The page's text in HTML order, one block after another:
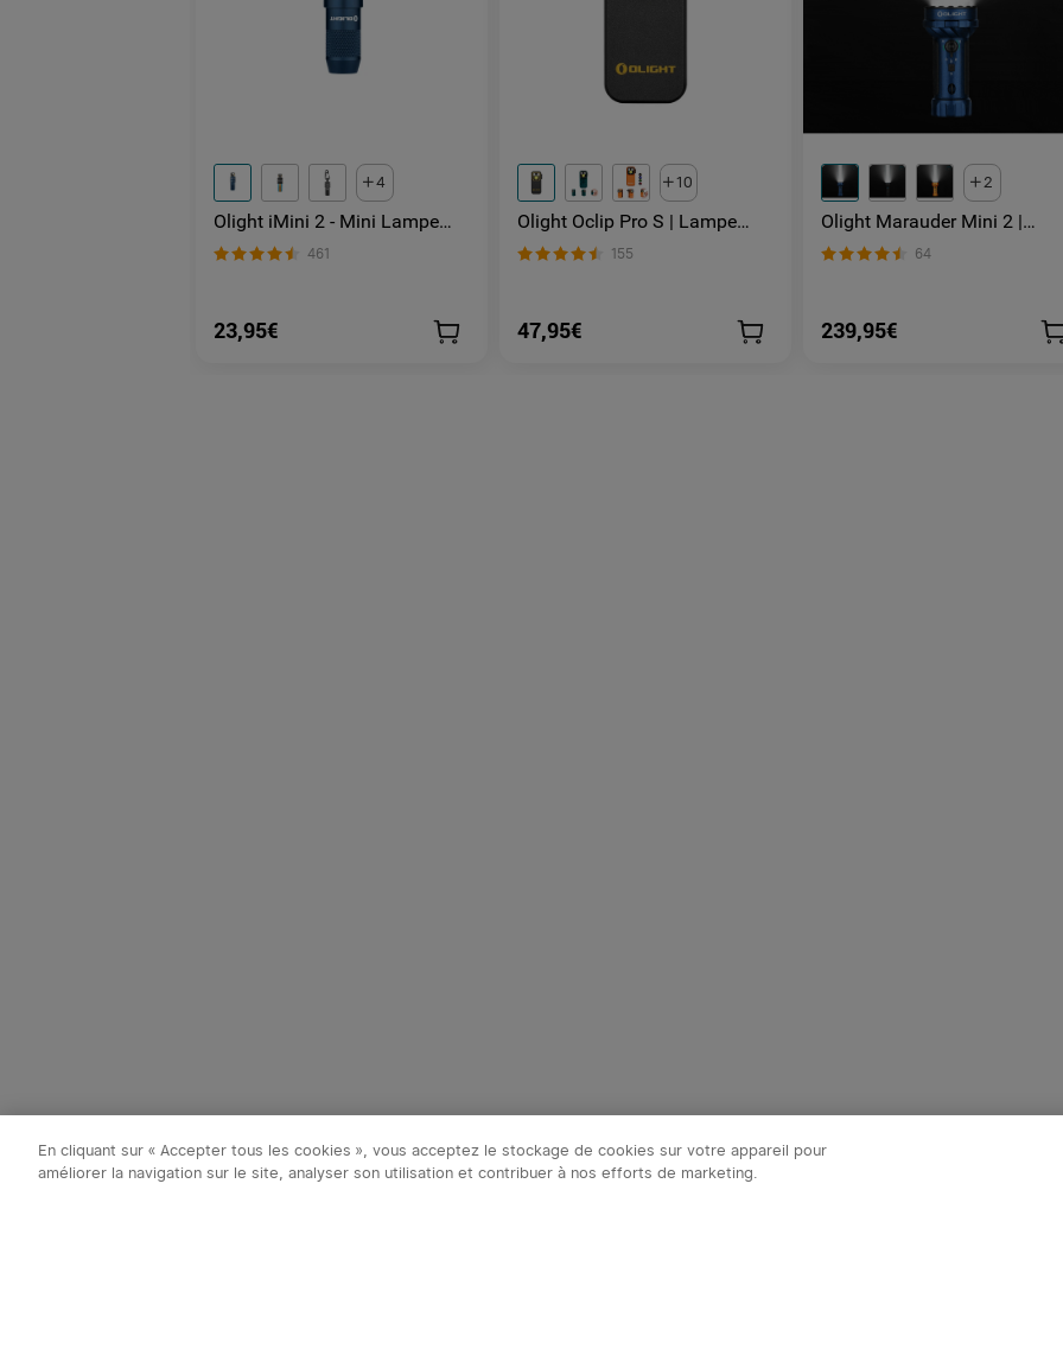
4
Olight iMini 2 - Mini Lampe
LED Rechargeable
461
23,95€
10
Olight Oclip Pro S | Lampe
gilet tactique 600 lm avec
lumières RVB et UV
155
47,95€
2
Olight Marauder Mini 2 |
Lampe Torche Puissante
Rechargeable 10000 Lumens
64
239,95€
En cliquant sur « Accepter tous les cookies », vous acceptez le stockage de cookies sur votre appareil pour
améliorer la navigation sur le site, analyser son utilisation et contribuer à nos efforts de marketing.